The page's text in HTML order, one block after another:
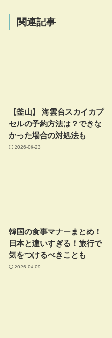
関連記事
【釜山】 海雲台スカイカプ
セルの予約方法は？できな
かった場合の対処法も
2026-06-23
韓国の食事マナーまとめ！
日本と違いすぎる！旅行で
気をつけるべきことも
2026-04-09